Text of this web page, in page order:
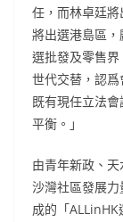
任，而林卓廷
將出選港島區
選批發及零售
世代交替，認
既有現任立法
平衡。」
由青年新政、
沙灣社區發展
成的「